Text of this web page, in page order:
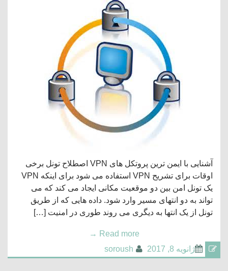
آشنایی با ایمن ترین پروتکل های VPN اصطلاح تونل برخی
اوقات برای تشریح VPN استفاده می شود برای اینکه VPN
یک تونل امن بین دو موقعیت مکانی ایجاد می کند که می
تواند به دو انتهای مسیر وارد شود. داده هایی که از طریق
تونل از یک انتها به دیگری می روند طوری در امنیت […]
Read more
→
ژانویه 8, 2017
soroush